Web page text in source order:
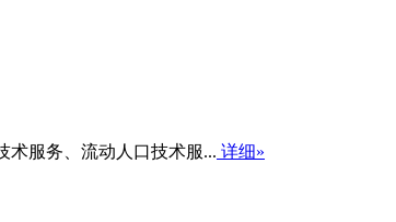
术服务、流动人口技术服... 详细»